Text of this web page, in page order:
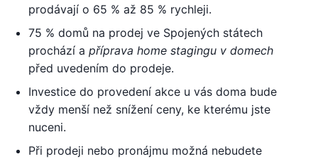
prodávají o 65 % až 85 % rychleji.
75 % domů na prodej ve Spojených státech
prochází a příprava home stagingu v domech
před uvedením do prodeje.
Investice do provedení akce u vás doma bude
vždy menší než snížení ceny, ke kterému jste
nuceni.
Při prodeji nebo pronájmu možná nebudete